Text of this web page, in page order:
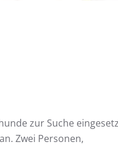
zur Suche
Zwei Personen,